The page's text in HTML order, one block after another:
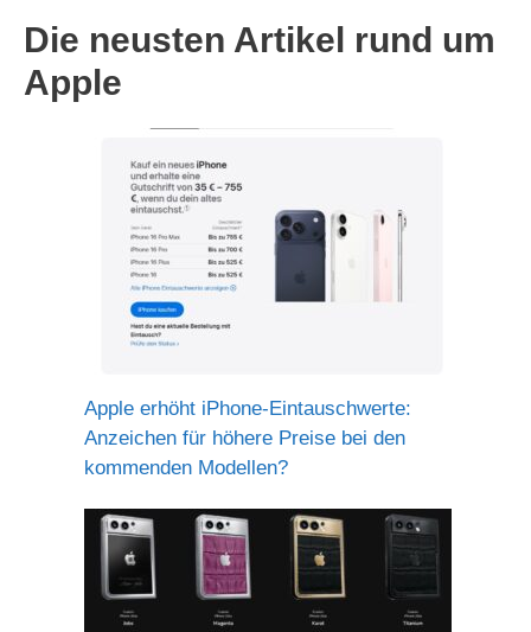
Die neusten Artikel rund um
Apple
Apple erhöht iPhone-Eintauschwerte:
Anzeichen für höhere Preise bei den
kommenden Modellen?